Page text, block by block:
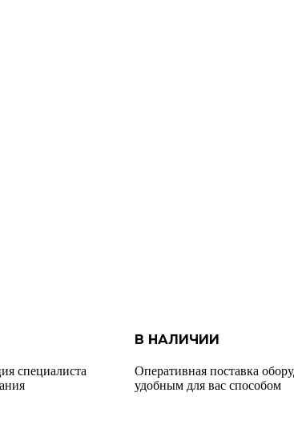
специалиста
В НАЛИЧИИ
Оперативная поставка
удобным для вас способом